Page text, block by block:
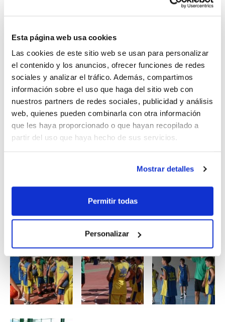
Esta página web usa cookies
Las cookies de este sitio web se usan para personalizar
el contenido y los anuncios, ofrecer funciones de redes
sociales y analizar el tráfico. Además, compartimos
información sobre el uso que haga del sitio web con
nuestros partners de redes sociales, publicidad y análisis
web, quienes pueden combinarla con otra información
que les haya proporcionado o que hayan recopilado a
partir del uso que haya hecho de sus servicios.
Mostrar detalles
Permitir todas
Personalizar
Marina
marcada trayectoria en el baloncesto de la Comunidad
que pondrán toda su experiencia al servicio del
Campus. Esto si hablamos de jugadores/as ya
retirados y que se dedican ahora a tratar de transmitir
los conocimientos adquiridos durante muchos años de
esfuerzo. Pero también contaremos en el Campus con
una jugadora en activo.María Pina, una de las
valencianas más importantes de nuestro baloncesto
actual, también estará en el Campus para ayudar a las
grandes del baloncesto. Inscríbete ya.